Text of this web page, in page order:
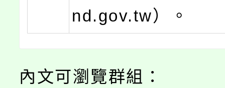
nd.gov.tw）。
內文可瀏覽群組：